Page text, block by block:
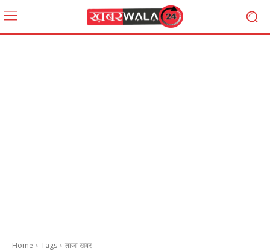
Home Tags ताजा खबर